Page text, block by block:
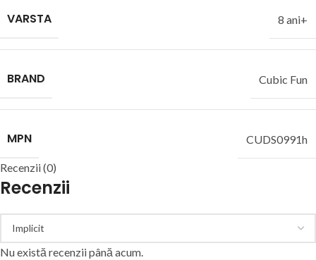
VARSTA 8 ani+
BRAND Cubic Fun
MPN CUDS0991h
Recenzii (0)
Recenzii
Nu există recenzii până acum.